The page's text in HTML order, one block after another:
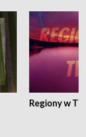
Regiony w